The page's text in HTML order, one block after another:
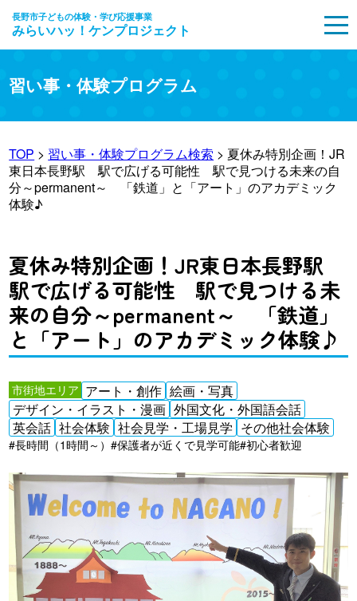
長野市子どもの体験・学び応援事業
みらいハッ！ケンプロジェクト
習い事・体験プログラム
TOP > 習い事・体験プログラム検索 > 夏休み特別企画！JR
東日本長野駅 駅で広げる可能性 駅で見つける未来の自
分～permanent～ 「鉄道」と「アート」のアカデミック
体験♪
夏休み特別企画！JR東日本長野駅
駅で広げる可能性 駅で見つける未
来の自分～permanent～ 「鉄道」
と「アート」のアカデミック体験♪
市街地エリア アート・創作 絵画・写真
デザイン・イラスト・漫画 外国文化・外国語会話
英会話 社会体験 社会見学・工場見学 その他社会体験
#長時間（1時間～）#保護者が近くで見学可能#初心者歓迎